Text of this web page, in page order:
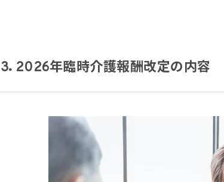
3．2026年臨時介護報酬改定の内容